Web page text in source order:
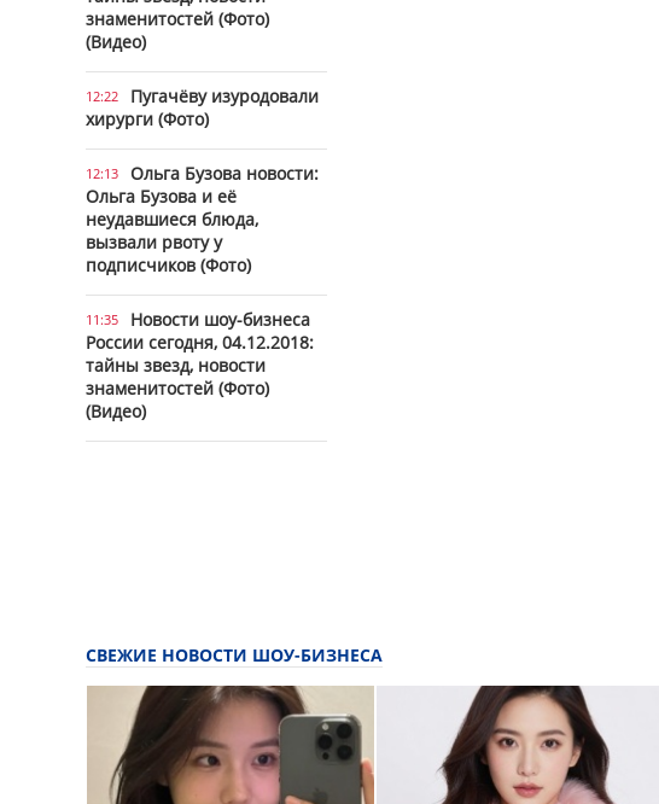
знаменитостей (Фото)
(Видео)
12:22
Пугачёву изуродовали
хирурги (Фото)
12:13
Ольга Бузова новости:
Ольга Бузова и её
неудавшиеся блюда,
вызвали рвоту у
подписчиков (Фото)
11:35
Новости шоу-бизнеса
России сегодня, 04.12.2018:
тайны звезд, новости
знаменитостей (Фото)
(Видео)
СВЕЖИЕ НОВОСТИ ШОУ-БИЗНЕСА